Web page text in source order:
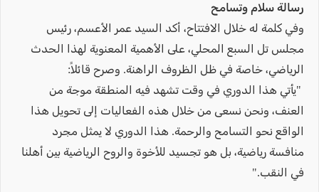
رسالة سلام وتسامح
وفي كلمة له خلال الافتتاح، أكد السيد عمر الأعسم، رئيس
مجلس تل السبع المحلي، على الأهمية المعنوية لهذا الحدث
الرياضي، خاصة في ظل الظروف الراهنة. وصرح قائلاً:
"يأتي هذا الدوري في وقت تشهد فيه المنطقة موجة من
العنف، ونحن نسعى من خلال هذه الفعاليات إلى تحويل هذا
الواقع نحو التسامح والرحمة. هذا الدوري لا يمثل مجرد
منافسة رياضية، بل هو تجسيد للأخوة والروح الرياضية بين أهلنا
في النقب."